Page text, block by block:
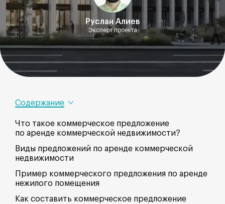
Руслан Алиев
Эксперт проекта
Содержание
Что такое коммерческое предложение
по аренде коммерческой недвижимости?
Виды предложений по аренде коммерческой
недвижимости
Пример коммерческого предложения по аренде
нежилого помещения
Как составить коммерческое предложение